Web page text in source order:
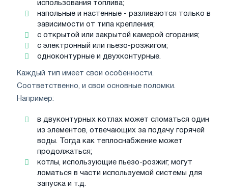
использования топлива;
напольные и настенные - разливаются только в
зависимости от типа крепления;
с открытой или закрытой камерой сгорания;
с электронный или пьезо-розжигом;
одноконтурные и двухконтурные.
Каждый тип имеет свои особенности.
Соответственно, и свои основные поломки.
Например:
в двуконтурных котлах может сломаться один
из элементов, отвечающих за подачу горячей
воды. Тогда как теплоснабжение может
продолжаться;
котлы, использующие пьезо-розжиг, могут
ломаться в части используемой системы для
запуска и т.д.